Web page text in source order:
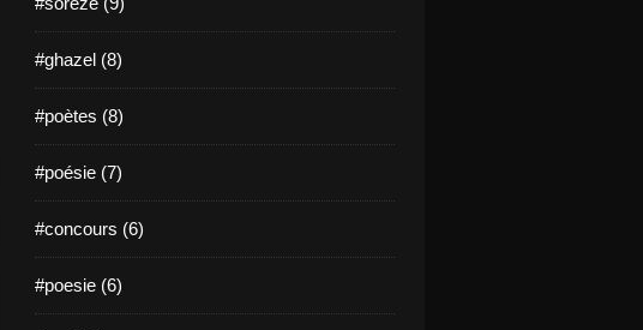
#ghazel (8)
#poètes (8)
#poésie (7)
#concours (6)
#poesie (6)